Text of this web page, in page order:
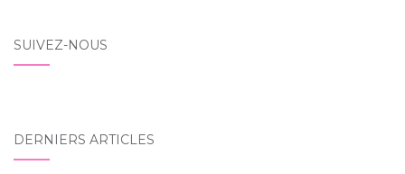
SUIVEZ-NOUS
DERNIERS ARTICLES